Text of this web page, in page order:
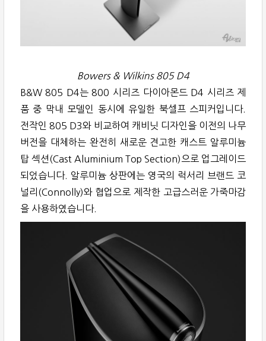
Bowers & Wilkins 805 D4
B&W 805 D4는 800 시리즈 다이아몬드 D4 시리즈 제
품 중 막내 모델인 동시에 유일한 북셀프 스피커입니다.
전작인 805 D3와 비교하여 캐비닛 디자인을 이전의 나무
버전을 대체하는 완전히 새로운 견고한 캐스트 알루미늄
탑 섹션(Cast Aluminium Top Section)으로 업그레이드
되었습니다. 알루미늄 상판에는 영국의 럭서리 브랜드 코
널리(Connolly)와 협업으로 제작한 고급스러운 가죽마감
을 사용하였습니다.